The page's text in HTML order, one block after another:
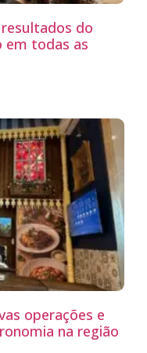
do
em todas as
operações e
na região